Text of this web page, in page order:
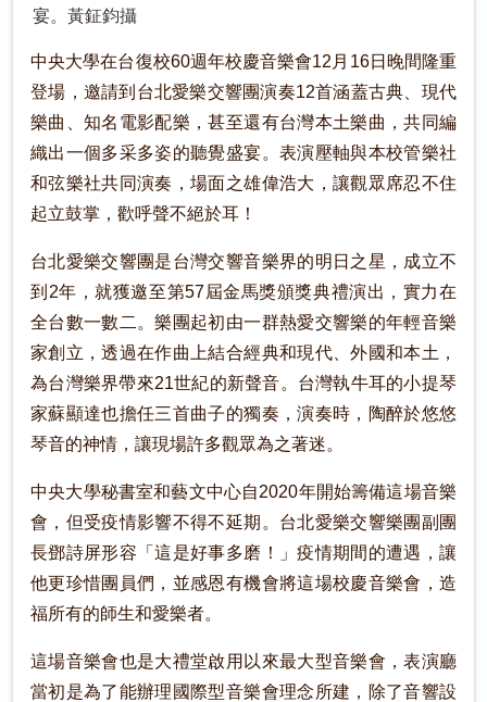
宴。黃鉦鈞攝
中央大學在台復校60週年校慶音樂會12月16日晚間隆重
登場，邀請到台北愛樂交響團演奏12首涵蓋古典、現代
樂曲、知名電影配樂，甚至還有台灣本土樂曲，共同編
織出一個多采多姿的聽覺盛宴。表演壓軸與本校管樂社
和弦樂社共同演奏，場面之雄偉浩大，讓觀眾席忍不住
起立鼓掌，歡呼聲不絕於耳！
台北愛樂交響團是台灣交響音樂界的明日之星，成立不
到2年，就獲邀至第57屆金馬獎頒獎典禮演出，實力在
全台數一數二。樂團起初由一群熱愛交響樂的年輕音樂
家創立，透過在作曲上結合經典和現代、外國和本土，
為台灣樂界帶來21世紀的新聲音。台灣執牛耳的小提琴
家蘇顯達也擔任三首曲子的獨奏，演奏時，陶醉於悠悠
琴音的神情，讓現場許多觀眾為之著迷。
中央大學秘書室和藝文中心自2020年開始籌備這場音樂
會，但受疫情影響不得不延期。台北愛樂交響樂團副團
長鄧詩屏形容「這是好事多磨！」疫情期間的遭遇，讓
他更珍惜團員們，並感恩有機會將這場校慶音樂會，造
福所有的師生和愛樂者。
這場音樂會也是大禮堂啟用以來最大型音樂會，表演廳
當初是為了能辦理國際型音樂會理念所建，除了音響設